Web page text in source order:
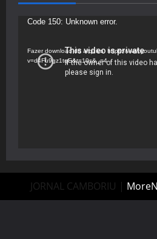
Tocador
vídeo
Code 150: Unknown error.
Fazer download do arquivo: https://
v=d4Fu9gz1tqE&t=19s&_=4
JORNAL CAMBORIU |